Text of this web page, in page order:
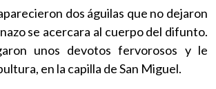
dos águilas que no dejaron
se acercara al cuerpo del difunto.
unos devotos fervorosos y le
en la capilla de San Miguel.